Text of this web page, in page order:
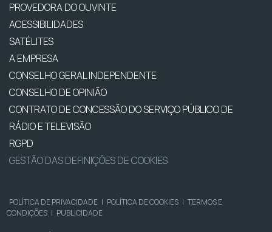
PROVEDORA DO OUVINTE
ACESSIBILIDADES
SATÉLITES
A EMPRESA
CONSELHO GERAL INDEPENDENTE
CONSELHO DE OPINIÃO
CONTRATO DE CONCESSÃO DO SERVIÇO PÚBLICO DE
RÁDIO E TELEVISÃO
RGPD
GESTÃO DAS DEFINIÇÕES DE COOKIES
POLÍTICA DE PRIVACIDADE | POLÍTICA DE COOKIES | TERMOS E
CONDIÇÕES | PUBLICIDADE